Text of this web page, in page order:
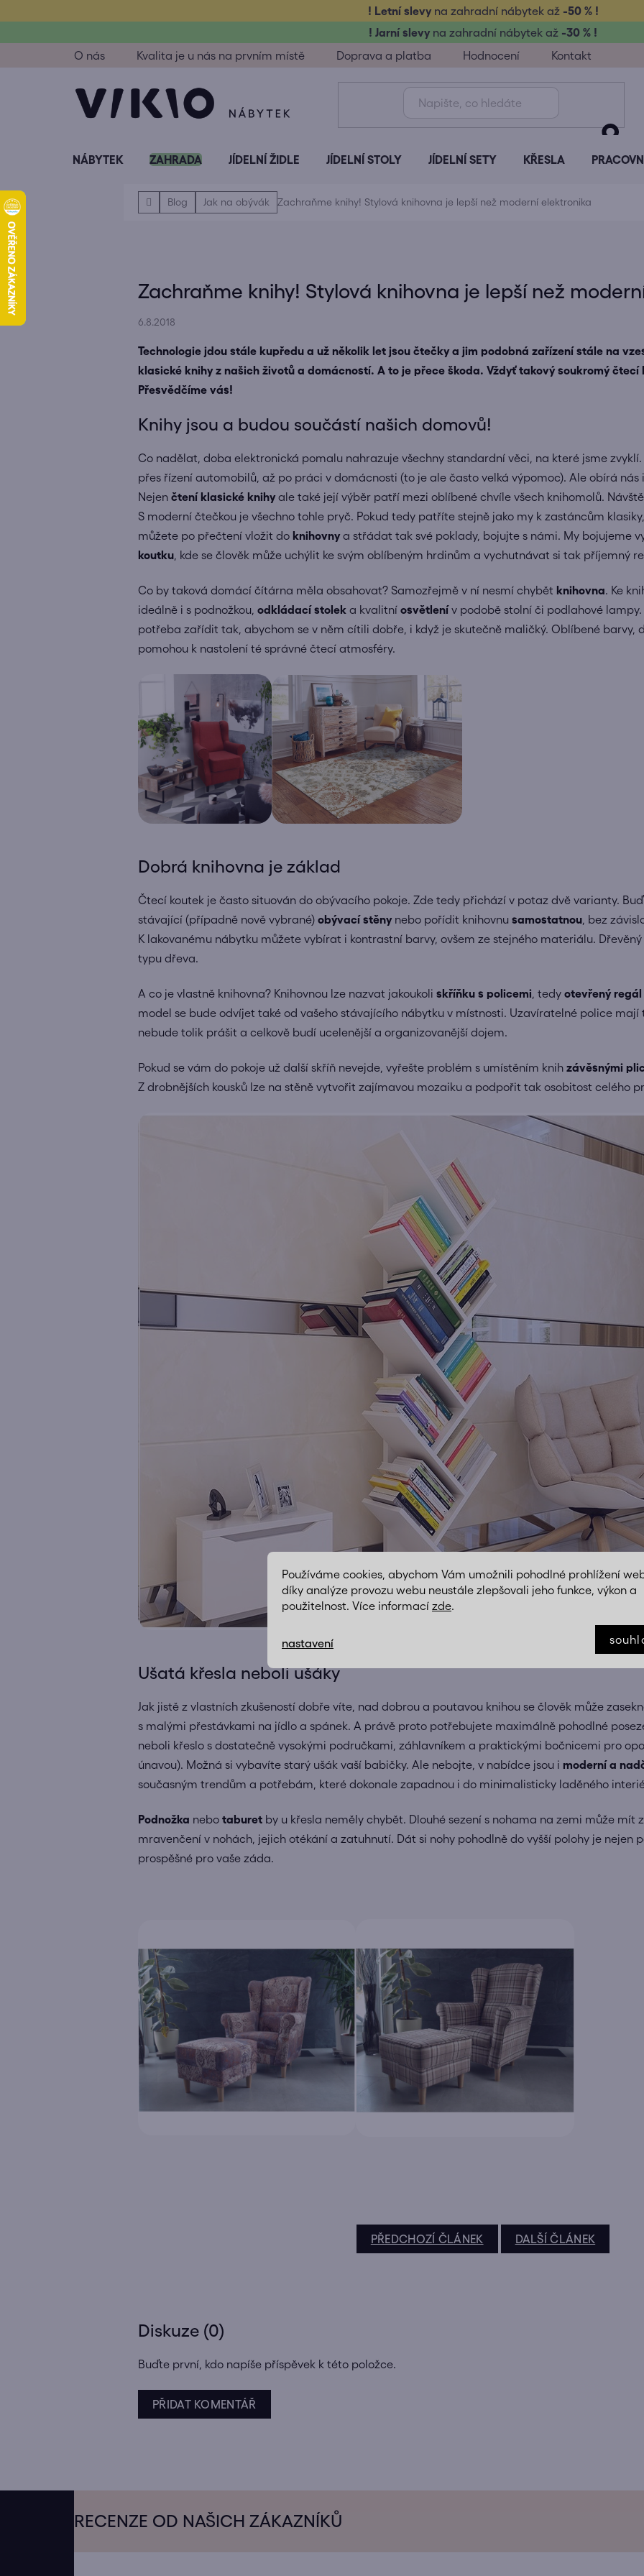
Používáme cookies, abychom Vám umožnili pohodlné prohlížení
díky analýze provozu webu neustále zlepšovali jeho funkce, výkon a
použitelnost. Více informací zde.
nastavení
na
! Letní slevy na zahradní nábytek až-50 % !
! Jarní slevy na zahradní nábytek až -30 % !
O nás
Kvalita je u nás na prvním místě Doprava a platba Hodnocení Kontakt
NÁBYTEK ZAHRADA JÍDELNÍ ŽIDLE JÍDELNÍ STOLY JÍDELNÍ SETY KŘESLA
DomůBlog Jak na obývák Zachraňme knihy! Stylová knihovna je lepší než moderní elektronika
Zachraňme knihy! Stylová knihovna je lepší než
6.8.2018
Technologie jdou stále kupředu a už několik let jsou čtečky a jim podobná zařízení stále na
klasické knihy z našich životů a domácností. A to je přece škoda. Vždyť takový soukromý
Přesvědčíme vás!
Knihy jsou a budou součástí našich domovů!
Co nadělat, doba elektronická pomalu nahrazuje všechny standardní věci, na které jsme
přes řízení automobilů, až po práci v domácnosti (to je ale často velká výpomoc). Ale obírá nás
Nejen čtení klasické knihy ale také její výběr patří mezi oblíbené chvíle všech knihomolů.
S moderní čtečkou je všechno tohle pryč. Pokud tedy patříte stejně jako my k zastáncům
můžete po přečtení vložit do knihovny a střádat tak své poklady, bojujte s námi. My bojujeme
koutku , kde se člověk může uchýlit ke svým oblíbeným hrdinům a vychutnávat si tak příjemný
Co by taková domácí čítárna měla obsahovat? Samozřejmě v ní nesmí chybět knihovna. Ke
ideálně i s podnožkou, odkládací stolek a kvalitní osvětlení v podobě stolní či podlahové
potřeba zařídit tak, abychom se v něm cítili dobře, i když je skutečně maličký. Oblíbené barvy,
pomohou k nastolení té správné čtecí atmosféry.
Dobrá knihovna je základ
Čtecí koutek je často situován do obývacího pokoje. Zde tedy přichází v potaz dvě varianty.
stávající (případně nově vybrané) obývací stěny nebo pořídit knihovnu samostatnou , bez
K lakovanému nábytku můžete vybírat i kontrastní barvy, ovšem ze stejného materiálu.
typu dřeva.
A co je vlastně knihovna? Knihovnou lze nazvat jakoukoli skříňku s policemi , tedy otevřený regál
model se bude odvíjet také od vašeho stávajícího nábytku v místnosti. Uzavíratelné police mají
nebude tolik prášit a celkově budí ucelenější a organizovanější dojem.
Pokud se vám do pokoje už další skříň nevejde, vyřešte problém s umístěním knih závěsnými
Z drobnějších kousků lze na stěně vytvořit zajímavou mozaiku a podpořit tak osobitost celého
Ušatá křesla neboli ušáky
Jak jistě z vlastních zkušeností dobře víte, nad dobrou a poutavou knihou se člověk může
s malými přestávkami na jídlo a spánek. A právě proto potřebujete maximálně pohodlné
neboli křeslo s dostatečně vysokými područkami, záhlavníkem a praktickými bočnicemi pro
únavou). Možná si vybavíte starý ušák vaší babičky. Ale nebojte, v nabídce jsou i moderní a
současným trendům a potřebám, které dokonale zapadnou i do minimalisticky laděného
Podnožka nebo taburet by u křesla neměly chybět. Dlouhé sezení s nohama na zemi může mít
mravenčení v nohách, jejich otékání a zatuhnutí. Dát si nohy pohodlně do vyšší polohy je nejen
prospěšné pro vaše záda.
PŘEDCHOZÍ ČLÁNEK DALŠÍ ČLÁNEK
Diskuze (0)
Buďte první, kdo napíše příspěvek k této položce.
PŘIDAT KOMENTÁŘ
RECENZE OD NAŠICH ZÁKAZNÍKŮ